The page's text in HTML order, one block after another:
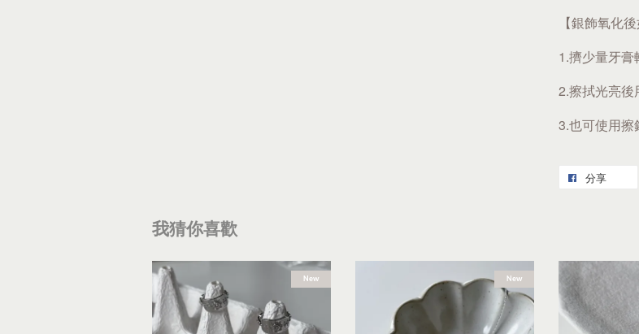
【銀飾氧化
1.擠少量牙膏
2.擦拭光亮
3.也可使用
分享
我猜你喜歡
New New